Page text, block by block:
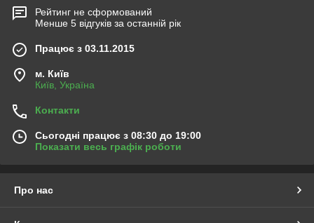
Рейтинг не сформований
Менше 5 відгуків за останній рік
Працює з 03.11.2015
м. Київ
Київ, Україна
Контакти
Сьогодні працює з 08:30 до 19:00
Показати весь графік роботи
Про нас